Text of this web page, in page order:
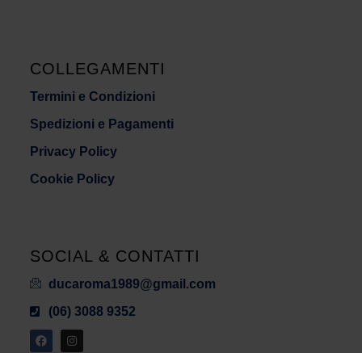
COLLEGAMENTI
Termini e Condizioni
Spedizioni e Pagamenti
Privacy Policy
Cookie Policy
SOCIAL & CONTATTI
ducaroma1989@gmail.com
(06) 3088 9352